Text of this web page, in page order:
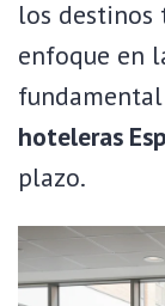
los destinos
enfoque en
hoteleras
plazo.